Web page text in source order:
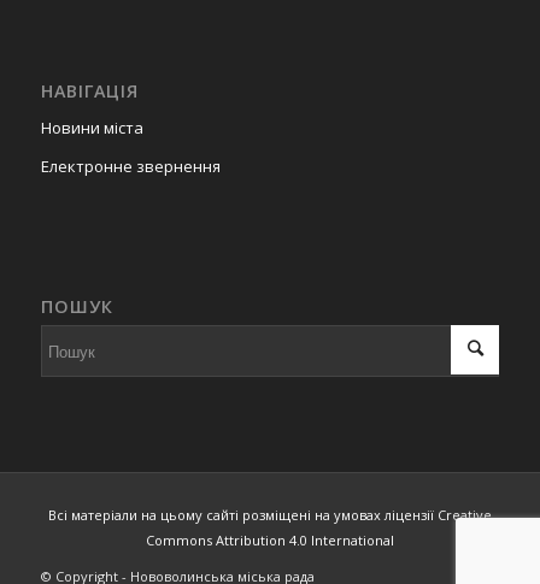
НАВІГАЦІЯ
Новини міста
Електронне звернення
ПОШУК
Всі матеріали на цьому сайті розміщені на умовах ліцензії Creative
Commons Attribution 4.0 International
© Copyright - Нововолинська міська рада